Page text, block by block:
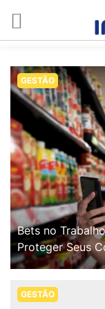
GESTÃO
Bets no
Proteger Seus
GESTÃO